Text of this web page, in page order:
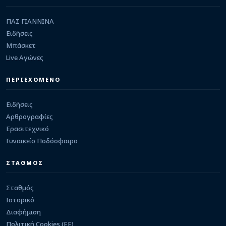
ΒΟΛΕΥ
Κάρτες ενίσχυσης με 20 ευρώ για το τμήμα βόλεϊ
Δρόσο
ΠΑΣ ΓΙΑΝΝΙΝΑ
Ειδήσεις
Μπάσκετ
Live Αγώνες
ΠΕΡΙΕΧΟΜΕΝΟ
Ειδήσεις
Αρθρογραφίες
Ερασιτεχνικό
Γυναικείο Ποδόσφαιρο
ΣΤΑΘΜΟΣ
Σταθμός
Ιστορικό
Διαφήμιση